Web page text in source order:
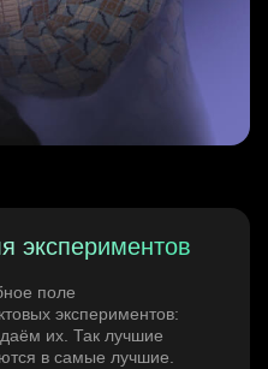
экспериментов
поле
экспериментов:
их. Так лучшие
в самые лучшие.